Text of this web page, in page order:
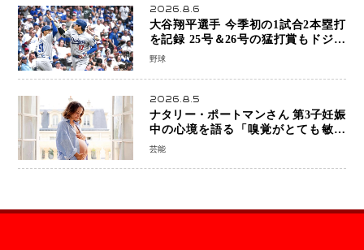
2026.8.6
大谷翔平選手 今季初の1試合2本塁打
を記録 25号＆26号の猛打賞もドジャ
ースは今季ワーストの6連敗
野球
2026.8.5
ナタリー・ポートマンさん 第3子妊娠
中の心境を語る「嗅覚がとても敏感
に」マタニティフォトも公開
芸能